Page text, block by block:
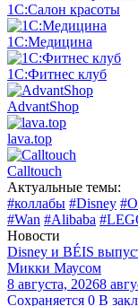
1С:Салон красоты
1С:Медицина
1С:Фитнес клуб
AdvantShop
lava.top
Calltouch
Актуальные темы:
#коллабы #Disney
#Wan #Alibaba
Новости
Disney и BÉIS
Микки Маусом
8 августа, 20268
Сохраняется 0 В